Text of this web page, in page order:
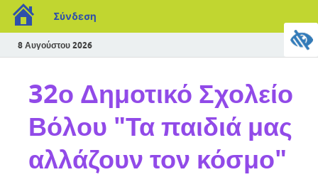
Σύνδεση
8 Αυγούστου 2026
32ο Δημοτικό Σχολείο
Βόλου "Τα παιδιά μας
αλλάζουν τον κόσμο"